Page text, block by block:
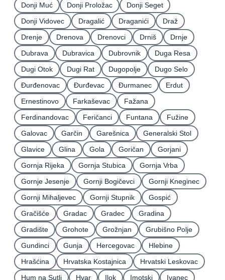
Donji Muć
Donji Proložac
Donji Seget
Donji Vidovec
Dragalić Draganići
Draž
Drenje
Drenova Drenovci Drniš
Drnje
Dubrava
Dubravica Dubrovnik
Duga Resa
Dugi Otok
Dugi Rat Dugopolje
Dugo Selo
Ðurđenovac
Ðurđevac Ðurmanec
Erdut
Ernestinovo
Farkaševac
Fažana
Ferdinandovac
Feričanci Funtana
Fužine
Galovac
Garčin Garešnica
Generalski Stol
Glavice
Glina Gola Goričan
Gorjani
Gornja Rijeka
Gornja Stubica
Gornja Vrba
Gornje Jesenje
Gornji Bogičevci
Gornji Kneginec
Gornji Mihaljevec
Gornji Stupnik
Gospić
Gračišće
Gradac Gradec
Gradina
Gradište
Grohote Grožnjan
Grubišno Polje
Gundinci
Gunja Hercegovac
Hlebine
Hrašćina
Hrvatska Kostajnica
Hrvatski Leskovac
Hum na Sutli
Hvar Ilok Imotski Ivanec